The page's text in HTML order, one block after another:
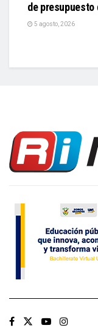
de presupuesto
5 agosto, 2026